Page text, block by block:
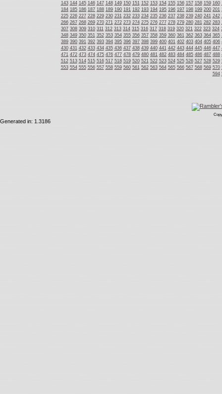
143 144 145 146 147 148 149 150 151 152 153 154 155 156 157 158 159 160
184 185 186 187 188 189 190 191 192 193 194 195 196 197 198 199 200 201
225 226 227 228 229 230 231 232 233 234 235 236 237 238 239 240 241 242
266 267 268 269 270 271 272 273 274 275 276 277 278 279 280 281 282 283
307 308 309 310 311 312 313 314 315 316 317 318 319 320 321 322 323 324
348 349 350 351 352 353 354 355 356 357 358 359 360 361 362 363 364 365
389 390 391 392 393 394 395 396 397 398 399 400 401 402 403 404 405 406
430 431 432 433 434 435 436 437 438 439 440 441 442 443 444 445 446 447
471 472 473 474 475 476 477 478 479 480 481 482 483 484 485 486 487 488
512 513 514 515 516 517 518 519 520 521 522 523 524 525 526 527 528 529
553 554 555 556 557 558 559 560 561 562 563 564 565 566 567 568 569 570
594
Generated in: 1.3186